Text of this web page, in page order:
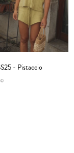
- Pistaccio